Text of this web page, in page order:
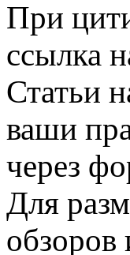
При
ссылка
Статьи
ваши
через
Для
обзоров